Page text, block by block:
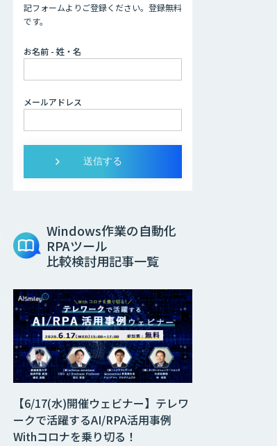
記フォームよりご登録ください。登録無料
です。
お名前 - 姓・名
メールアドレス
Windows作業の自動化
RPAツール
比較検討用記事一覧
【6/17(水)開催ウェビナー】テレワ
ークで活躍するAI/RPA活用事例
Withコロナを乗り切る！